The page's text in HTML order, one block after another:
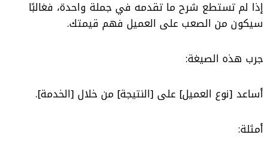
إذا لم تستطع شرح ما تقدمه في جملة واحدة، فغالبًا
سيكون من الصعب على العميل فهم قيمتك.
جرب هذه الصيغة:
أساعد [نوع العميل] على [النتيجة] من خلال [الخدمة].
أمثلة: